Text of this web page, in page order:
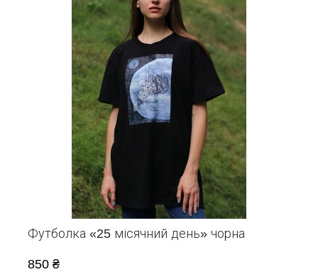
Футболка «25 місячний день» чорна
850 ₴